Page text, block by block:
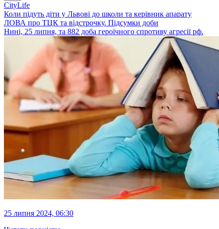
CityLife
Коли підуть діти у Львові до школи та керівник апарату
ЛОВА про ТЦК та відстрочку. Підсумки доби
Нині, 25 липня, та 882 доба героїчного спротиву агресії рф.
25 липня 2024, 06:30